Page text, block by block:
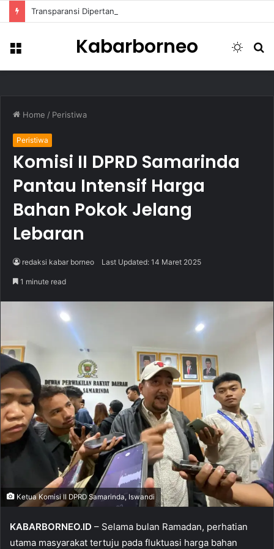
Menu Kabarborneo
Switch
Home / Peristiwa
Peristiwa
Komisi II DPRD Samarinda
Pantau Intensif Harga
Bahan Pokok Jelang
Lebaran
redaksi kabar borneo Last Updated: 14 Maret 2025
1 minute read
Ketua Komisi II DPRD Samarinda, Iswandi
KABARBORNEO.ID – Selama bulan Ramadan, perhatian
utama masyarakat tertuju pada fluktuasi harga bahan